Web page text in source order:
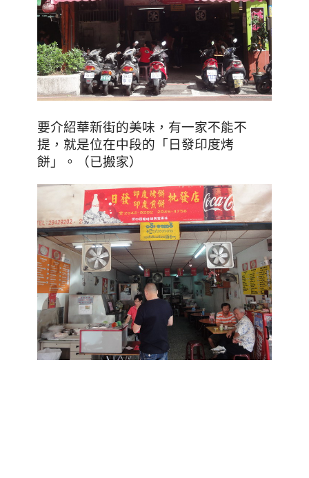
要介紹華新街的美味 ，有一家不能不
提，就是位在中段的「日發印度烤
餅」。（已搬家）